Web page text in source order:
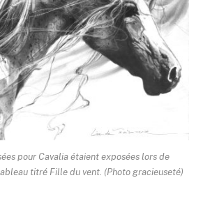
pour Cavalia étaient exposées lors de
titré Fille du vent. (Photo gracieuseté)